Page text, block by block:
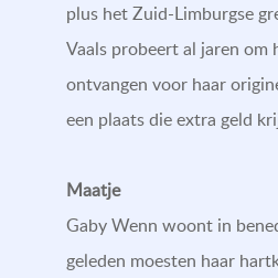
plus het Zuid-Limburgse
Vaals probeert al jaren
ontvangen voor haar
een plaats die extra geld
Maatje
Gaby Wenn woont in
geleden moesten haar